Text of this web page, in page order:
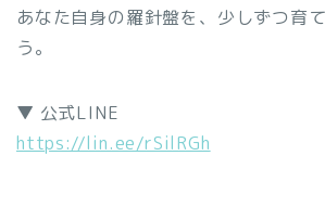
あなた自身の羅針盤を、少しずつ育
う。
▼ 公式LINE
https://lin.ee/rSilRGh